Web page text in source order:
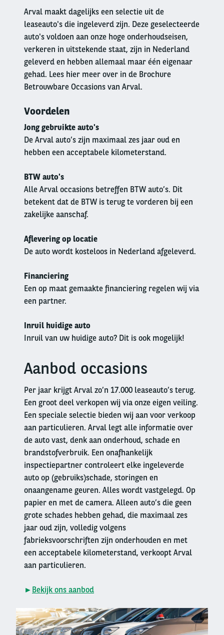
Arval maakt dagelijks een selectie uit de
leaseauto's die ingeleverd zijn. Deze geselecteerde
auto's voldoen aan onze hoge onderhoudseisen,
verkeren in uitstekende staat, zijn in Nederland
geleverd en hebben allemaal maar één eigenaar
gehad. Lees hier meer over in de Brochure
Betrouwbare Occasions van Arval.
Voordelen
Jong gebruikte auto's
De Arval auto’s zijn maximaal zes jaar oud en
hebben een acceptabele kilometerstand.
BTW auto's
Alle Arval occasions betreffen BTW auto’s. Dit
betekent dat de BTW is terug te vorderen bij een
zakelijke aanschaf.
Aflevering op locatie
De auto wordt kosteloos in Nederland afgeleverd.
Financiering
Een op maat gemaakte financiering regelen wij via
een partner.
Inruil huidige auto
Inruil van uw huidige auto? Dit is ook mogelijk!
columnAanbod occasions
Per jaar krijgt Arval zo’n 17.000 leaseauto’s terug.
Een groot deel verkopen wij via onze eigen veiling.
Een speciale selectie bieden wij aan voor verkoop
aan particulieren. Arval legt alle informatie over
de auto vast, denk aan onderhoud, schade en
brandstofverbruik. Een onafhankelijk
inspectiepartner controleert elke ingeleverde
auto op (gebruiks)schade, storingen en
onaangename geuren. Alles wordt vastgelegd. Op
papier en met de camera. Alleen auto’s die geen
grote schades hebben gehad, die maximaal zes
jaar oud zijn, volledig volgens
fabrieksvoorschriften zijn onderhouden en met
een acceptabele kilometerstand, verkoopt Arval
aan particulieren.
► Bekijk ons aanbod
Right
column